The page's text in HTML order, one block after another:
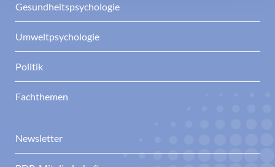
Gesundheitspsychologie
Umweltpsychologie
Politik
Fachthemen
Newsletter